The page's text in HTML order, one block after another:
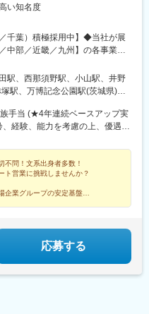
い知名度
千葉）積極採用中】◆当社が展
中部／近畿／九州】の各事業所
ります。【北海道】北海道【関
梨／新潟【首都圏】東京／埼玉
中部】静岡／愛知／三重／岐
島各事業所の詳細については、
業情報」→「拠点」よりご確認
駅、西那須野駅、小山駅、井野
駅、万博記念公園駅(茨城県)、
津駅、小川町駅(東京都)、江戸
荻駅、志村三丁目駅、学芸大学
、久喜駅、加茂宮駅、新座駅、
通センター駅、三ツ沢上町駅、
川県)、元住吉駅、原当麻駅、社
立大学駅、平塚駅、千葉寺駅、
館山駅、茂原駅、東船橋駅、小
川駅(愛知県)、小本駅(愛知県)、
駅、牛久保駅、住吉町駅、竹下
駅、総合運動公園駅、武庫之荘
手当 (★4年連続ベースアップ実
経験、能力を考慮の上、優遇し
不問！文系出身者多数！
ト営業に挑戦しませんか？
企業グループの安定基盤
応募する